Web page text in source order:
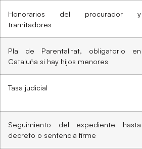
Honorarios del procurador y
tramitadores
Pla de Parentalitat, obligatorio en
Cataluña si hay hijos menores
Tasa judicial
Seguimiento del expediente hasta
decreto o sentencia firme